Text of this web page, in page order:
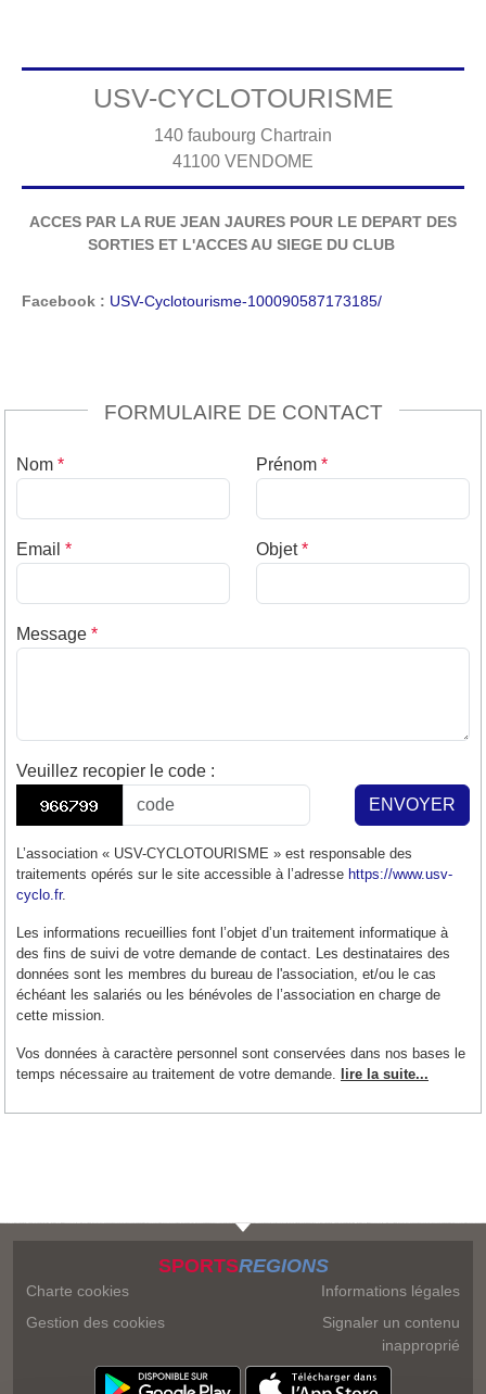
USV-CYCLOTOURISME
140 faubourg Chartrain
41100 VENDOME
ACCES PAR LA RUE JEAN JAURES POUR LE DEPART DES
SORTIES ET L'ACCES AU SIEGE DU CLUB
Facebook : USV-Cyclotourisme-100090587173185/
FORMULAIRE DE CONTACT
Nom * Prénom *
Email * Objet*
Message *
Veuillez recopier le code :
ENVOYER
L’association « USV-CYCLOTOURISME » est responsable des
traitements opérés sur le site accessible à l’adresse https://www.usv-
cyclo.fr.
Les informations recueillies font l’objet d’un traitement informatique à
des fins de suivi de votre demande de contact. Les destinataires des
données sont les membres du bureau de l'association, et/ou le cas
échéant les salariés ou les bénévoles de l’association en charge de
cette mission.
Vos données à caractère personnel sont conservées dans nos bases le
temps nécessaire au traitement de votre demande.
lire la suite...
SPORTSREGIONS
Charte cookies
Gestion des cookies
Informations légales
Signaler un contenu
inapproprié